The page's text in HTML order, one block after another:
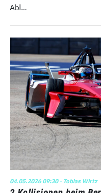
Abl...
04.05.2026 09:30· Tobias Wirtz